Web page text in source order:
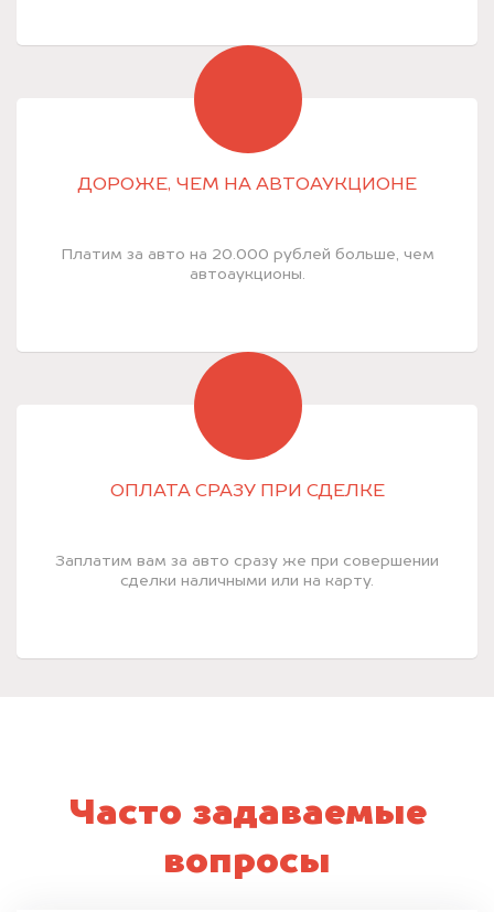
ДОРОЖЕ, ЧЕМ НА АВТОАУКЦИОНЕ
Платим за авто на 20.000 рублей больше, чем
автоаукционы.
ОПЛАТА СРАЗУ ПРИ СДЕЛКЕ
Заплатим вам за авто сразу же при совершении
сделки наличными или на карту.
Часто задаваемые
вопросы